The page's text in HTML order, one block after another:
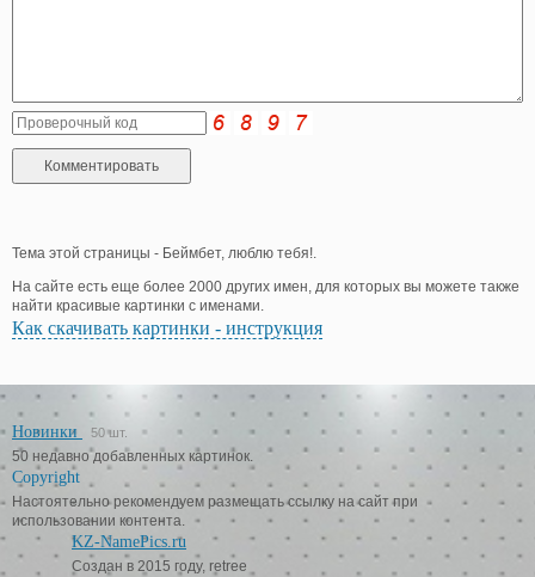
Тема этой страницы - Беймбет, люблю тебя!.
На сайте есть еще более 2000 других имен, для которых вы можете также
найти красивые картинки с именами.
Как скачивать картинки - инструкция
Новинки 50 шт.
50 недавно добавленных картинок.
Copyright
Настоятельно рекомендуем размещать ссылку на сайт при
использовании контента.
KZ-NamePics.ru
Создан в 2015 году, retree